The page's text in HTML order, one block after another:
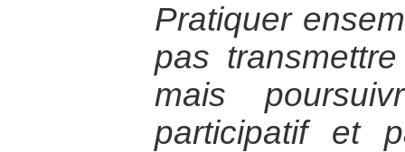
Pratiquer
pas
mais
participatif et